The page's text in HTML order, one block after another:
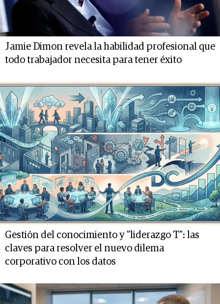
Jamie Dimon revela la habilidad profesional que
todo trabajador necesita para tener éxito
Gestión del conocimiento y "liderazgo T": las
claves para resolver el nuevo dilema
corporativo con los datos